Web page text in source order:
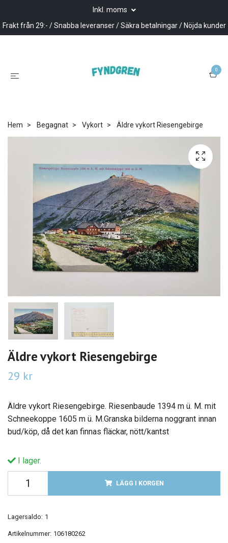
Inkl. moms
Frakt från 29:- / Snabba leveranser / Säkra betalningar / Nöjda kunder
0
Hem Begagnat Vykort Äldre vykort Riesengebirge
Äldre vykort Riesengebirge
29 kr
Äldre vykort Riesengebirge. Riesenbaude 1394 m ü. M. mit
Schneekoppe 1605 m ü. M.Granska bilderna noggrant innan
bud/köp, då det kan finnas fläckar, nött/kantst
I lager.
LÄGG I KORGEN
Lagersaldo: 1
Artikelnummer: 106180262